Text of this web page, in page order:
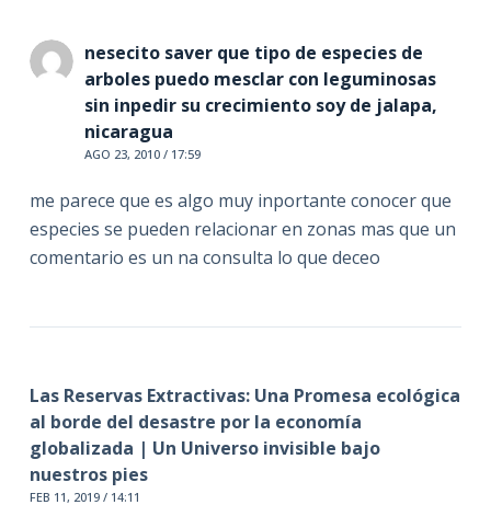
nesecito saver que tipo de especies de
arboles puedo mesclar con leguminosas
sin inpedir su crecimiento soy de jalapa,
nicaragua
AGO 23, 2010 / 17:59
me parece que es algo muy inportante conocer que
especies se pueden relacionar en zonas mas que un
comentario es un na consulta lo que deceo
Las Reservas Extractivas: Una Promesa ecológica
al borde del desastre por la economía
globalizada | Un Universo invisible bajo
nuestros pies
FEB 11, 2019 / 14:11